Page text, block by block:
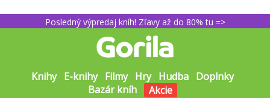
Posledný výpredaj kníh! Zľavy až do 80% tu =>
Knihy E-knihy Filmy Hry Hudba Doplnky
Bazár kníh
Akcie